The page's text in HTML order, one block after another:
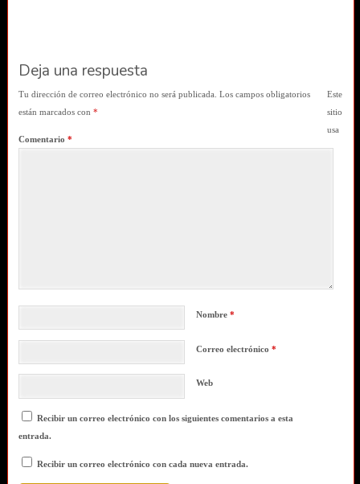
Deja una respuesta
Tu dirección de correo electrónico no será publicada. Los campos obligatorios
están marcados con *
Comentario *
Nombre *
Correo electrónico *
Web
Recibir un correo electrónico con los siguientes comentarios a esta
entrada.
Recibir un correo electrónico con cada nueva entrada.
Este
sitio
usa